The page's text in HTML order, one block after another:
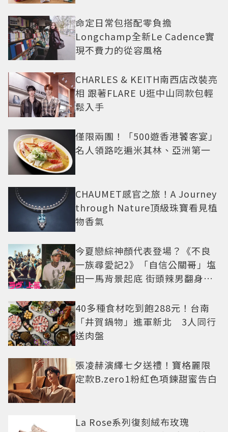
命定日常包搭配零負擔
Longchamp全新Le Cadence實
現不費力的從容風格
CHARLES & KEITH南西店改裝亮
相 跟著FLARE U逛中山同款包輕
鬆入手
僅限兩團！「500遊香港饕客宴」
名人領路吃遍米其林、亞洲第一
CHAUMET感官之旅！A Journey
through Nature頂級珠寶看見植
物香氣
今夏戀綜神顏代表登場？《不良
一族尋愛記2》「自信公關哥」塩
田一馬背景起底 街頭辣男翻身當
40多種食材吃到飽288元！台南
「井賀鍋物」進軍新北 3人同行
送肉盤
張凌赫演繹七夕送禮！寶格麗限
定款B.zero1粉紅色項鍊甜蜜告白
La Rose系列復刻絨布玫瑰